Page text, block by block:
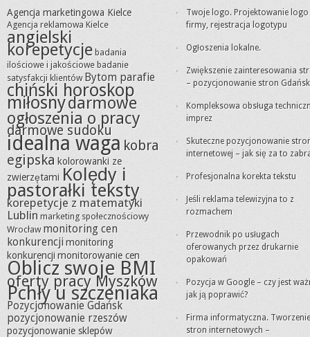
Agencja marketingowa Kielce
Agencja reklamowa Kielce
angielski
korepetycje badania
ilościowe i jakościowe badanie
satysfakcji klientów Bytom parafie
chiński horoskop
miłosnydarmowe
ogłoszenia o pracy
darmowe sudoku
idealna waga kobra
egipska kolorowanki ze
zwierzętami Kolędy i
pastorałki teksty
korepetycje z matematyki
Lublin marketing społecznościowy
Wrocław monitoring cen
konkurencjimonitoring
konkurencjimonitorowanie cen
Oblicz swoje BMI
oferty pracy Myszków
Pchły u szczeniaka
Pozycjonowanie Gdańsk
pozycjonowanie rzeszów
pozycjonowanie sklepów
Twoje logo. Projektowanie logo
firmy, rejestracja logotypu
Ogłoszenia lokalne.
Zwiększenie zainteresowania
– pozycjonowanie stron Gdańsk
Kompleksowa obsługa
imprez
Skuteczne pozycjonowanie
internetowej – jak się za to
Profesjonalna korekta tekstu
Jeśli reklama telewizyjna to z
rozmachem
Przewodnik po usługach
oferowanych przez drukarnie
opakowań
Pozycja w Google – czy jest
jak ją poprawić?
Firma informatyczna. Tworzenie
stron internetowych –